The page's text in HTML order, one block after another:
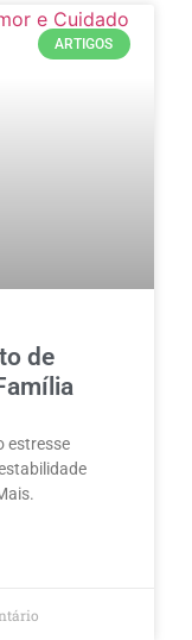
ARTIGOS
de
estresse